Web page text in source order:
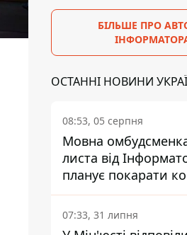
БІЛЬШЕ ПРО
ОСТАННІ НОВИНИ
08:53, 05 серпня
Мовна
листа від
планує покарати
підрядника
07:33, 31 липня